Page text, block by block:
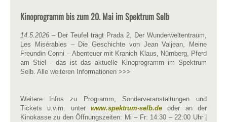
Kinoprogramm bis zum 20. Mai im Spektrum Selb
14.5.2026 – Der Teufel trägt Prada 2, Der Wunderweltentraum,
Les Misérables – Die Geschichte von Jean Valjean, Meine
Freundin Conni – Abenteuer mit Kranich Klaus, Nürnberg, Pferd
am Stiel - das ist das aktuelle Kinoprogramm im Spektrum
Selb. Alle weiteren Informationen >>>
Weitere Infos zu Programm, Sonderveranstaltungen und
Tickets u.v.m. unter www.spektrum-selb.de oder an der
Kinokasse zu den Öffnungszeiten: Mi – Fr: 14:30 – 22:00 Uhr |